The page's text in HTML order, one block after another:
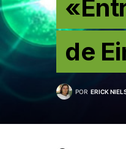
de
POR ERICK